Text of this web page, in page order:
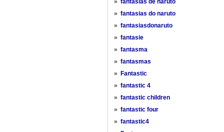
» fantasias de naruto
» fantasias do naruto
» fantasiasdonaruto
» fantasie
» fantasma
» fantasmas
» Fantastic
» fantastic 4
» fantastic children
» fantastic four
» fantastic4